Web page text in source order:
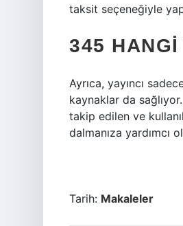
taksit seçeneğiyle
345 HANGI
Ayrıca, yayıncı
kaynaklar da
takip edilen ve
dalmanıza yardımcı
Tarih: Makaleler